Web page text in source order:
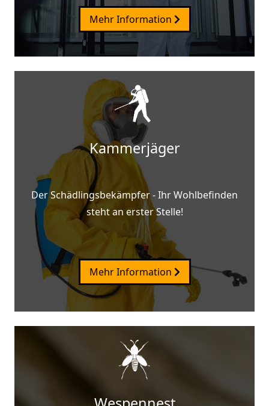
Mehr Information
Kammerjäger
Der Schädlingsbekämpfer - Ihr Wohlbefinden
steht an erster Stelle!
Mehr Information